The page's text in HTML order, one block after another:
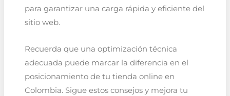
para garantizar una carga rápida y eficiente del
sitio web.
Recuerda que una optimización técnica
adecuada puede marcar la diferencia en el
posicionamiento de tu tienda online en
Colombia. Sigue estos consejos y mejora tu